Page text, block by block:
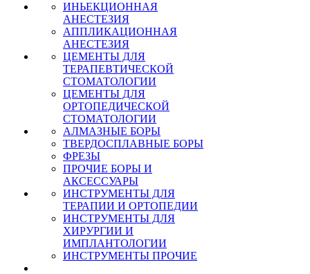
ИНЬЕКЦИОННАЯ
АНЕСТЕЗИЯ
АППЛИКАЦИОННАЯ
АНЕСТЕЗИЯ
ЦЕМЕНТЫ ДЛЯ
ТЕРАПЕВТИЧЕСКОЙ
СТОМАТОЛОГИИ
ЦЕМЕНТЫ ДЛЯ
ОРТОПЕДИЧЕСКОЙ
СТОМАТОЛОГИИ
АЛМАЗНЫЕ БОРЫ
ТВЕРДОСПЛАВНЫЕ БОРЫ
ФРЕЗЫ
ПРОЧИЕ БОРЫ И
АКСЕССУАРЫ
ИНСТРУМЕНТЫ ДЛЯ
ТЕРАПИИ И ОРТОПЕДИИ
ИНСТРУМЕНТЫ ДЛЯ
ХИРУРГИИ И
ИМПЛАНТОЛОГИИ
ИНСТРУМЕНТЫ ПРОЧИЕ